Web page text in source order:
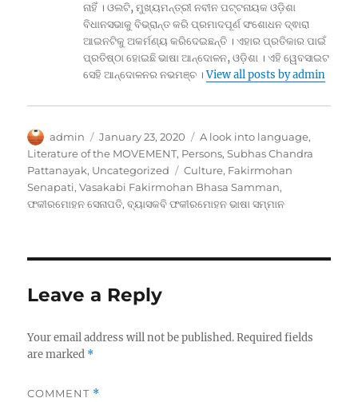
ନାହିଁ । ଓଲଟି, ମୁଖ୍ୟମନ୍ତ୍ରୀ ନବୀନ ପଟ୍ଟନାୟକ ଓଡ଼ିଶା
ବିଧାନସଭାକୁ ବିଭ୍ରାନ୍ତ କରି ପ୍ରମାଦପୂର୍ଣ ସଂଶୋଧନ ଦ୍ଵାରା
ଆଇନଟିକୁ ଅକର୍ମଣ୍ୟ କରିଦେଇଛନ୍ତି । ଏହାର ପ୍ରତିକାର ପାଇଁ
ପ୍ରତିଷ୍ଠା ହୋଇଛି ଭାଷା ଆନ୍ଦୋଳନ, ଓଡ଼ିଶା । ଏହି ୱେବସାଇଟ
ସେହି ଆନ୍ଦୋଳନର ନଭମଞ୍ଚ ।View all posts by admin
Author
admin
Posted
on
January 23, 2020 Categories
A look into language,
Literature of the MOVEMENT, Persons,Subhas Chandra
Pattanayak, Uncategorized Tags
Culture, Fakirmohan
Senapati,Vasakabi Fakirmohan Bhasa Samman,
ଫକୀରମୋହନ ସେନାପତି,ବ୍ୟାସକବି ଫକୀରମୋହନ ଭାଷା ସମ୍ମାନ
Leave a Reply
Your email address will not be published. Required fields
are marked *
COMMENT *